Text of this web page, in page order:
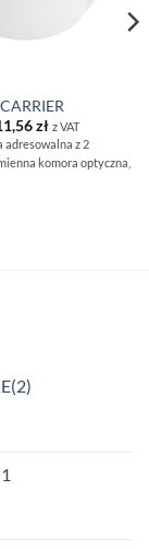
zł.
złAktualna
cena
wynosi:
311,56 zł.
z VAT
adresowalna z 2
komora optyczna,